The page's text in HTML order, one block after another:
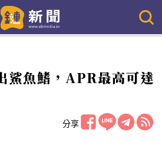
魚鰭，APR最高可達
分享